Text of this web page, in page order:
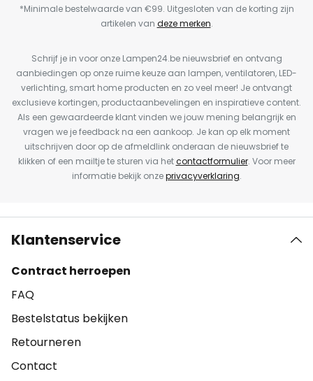
*Minimale bestelwaarde van €99. Uitgesloten van de korting zijn
artikelen van deze merken.
Schrijf je in voor onze Lampen24.be nieuwsbrief en ontvang
aanbiedingen op onze ruime keuze aan lampen, ventilatoren, LED-
verlichting, smart home producten en zo veel meer! Je ontvangt
exclusieve kortingen, productaanbevelingen en inspiratieve content.
Als een gewaardeerde klant vinden we jouw mening belangrijk en
vragen we je feedback na een aankoop. Je kan op elk moment
uitschrijven door op de afmeldlink onderaan de nieuwsbrief te
klikken of een mailtje te sturen via hetcontactformulier. Voor meer
informatie bekijk onzeprivacyverklaring.
Klantenservice
Contract herroepen
FAQ
Bestelstatus bekijken
Retourneren
Contact